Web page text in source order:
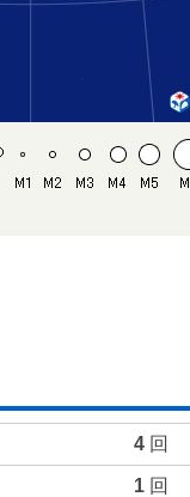
4回
1回